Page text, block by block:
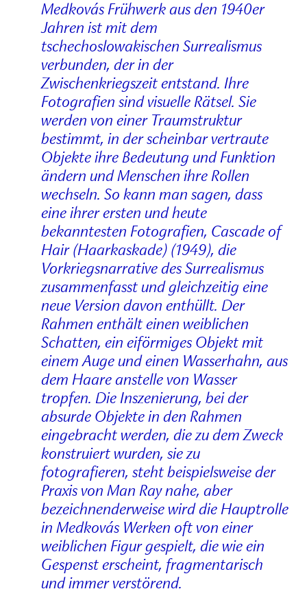
Medkovás Frühwerk aus den 1940er
Jahren ist mit dem
tschechoslowakischen Surrealismus
verbunden, der in der
Zwischenkriegszeit entstand. Ihre
Fotografien sind visuelle Rätsel. Sie
werden von einer Traumstruktur
bestimmt, in der scheinbar vertraute
Objekte ihre Bedeutung und Funktion
ändern und Menschen ihre Rollen
wechseln. So kann man sagen, dass
eine ihrer ersten und heute
bekanntesten Fotografien, Cascade of
Hair (Haarkaskade) (1949), die
Vorkriegsnarrative des Surrealismus
zusammenfasst und gleichzeitig eine
neue Version davon enthüllt. Der
Rahmen enthält einen weiblichen
Schatten, ein eiförmiges Objekt mit
einem Auge und einen Wasserhahn, aus
dem Haare anstelle von Wasser
tropfen. Die Inszenierung, bei der
absurde Objekte in den Rahmen
eingebracht werden, die zu dem Zweck
konstruiert wurden, sie zu
fotografieren, steht beispielsweise der
Praxis von Man Ray nahe, aber
bezeichnenderweise wird die Hauptrolle
in Medkovás Werken oft von einer
weiblichen Figur gespielt, die wie ein
Gespenst erscheint, fragmentarisch
und immer verstörend.